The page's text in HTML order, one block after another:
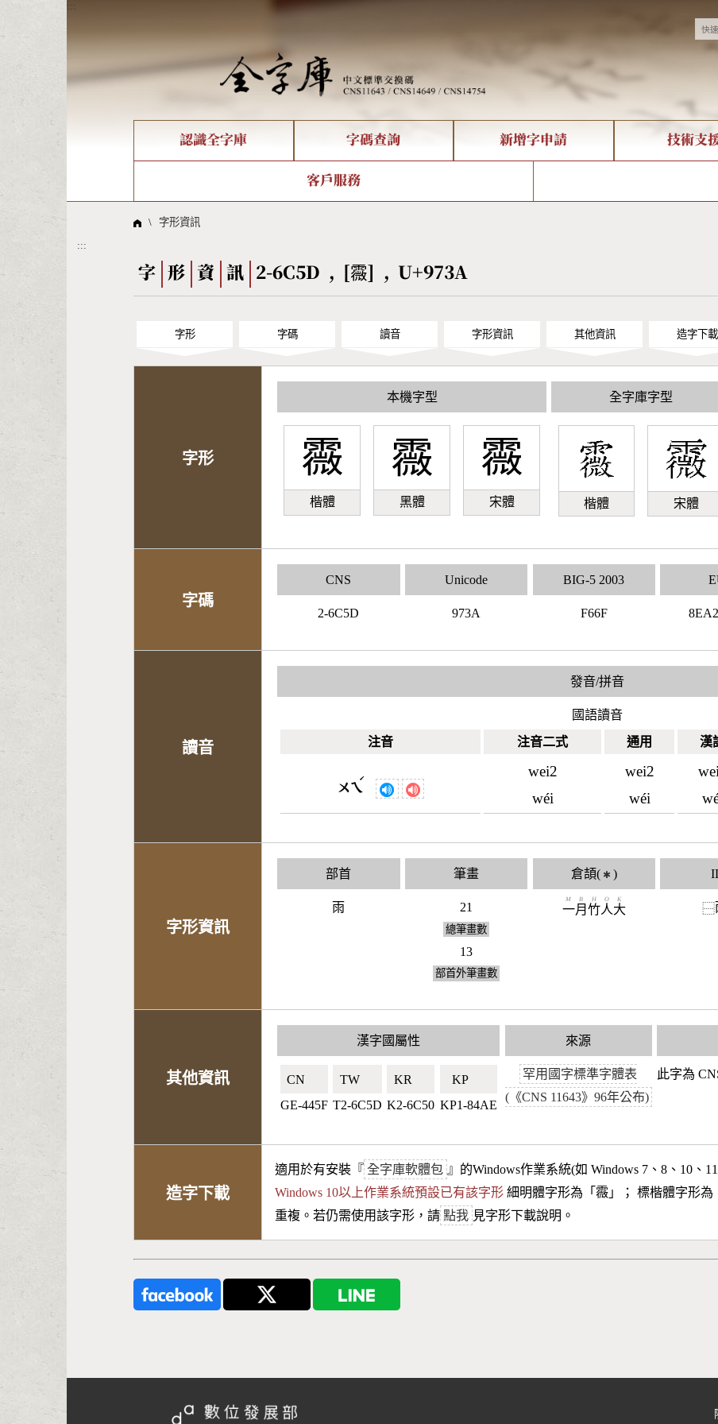
:::
認識全字庫
全字庫現況
線上教學
字碼查詢
部件查詢
倉頡查詢
Big5查詢 拼音查詢
新增字申請 技術支
造字解決方案
字形下載
客戶服務
問題集
\ 字形資訊
:::
字 形 資 訊 2-6C5D , [霺] , U+973A
字形 字碼 讀音 字形資訊 其他資訊 造字下載
字形
本機字型
霺
楷體
霺
黑體
霺
宋體
全字庫字型
楷體 宋體
字碼
CNS
2-6C5D
Unicode
973A
BIG-5 2003
F66F
讀音
發音/拼音
國語讀音
注音
注音二式 通用 漢
ㄨㄟ
ˊ
wei2
wéi
wei2
wéi
字形資訊
部首
雨
筆畫
21
總筆畫數
13
部首外筆畫數
倉頡( ✱ )
一
M
月
B
竹
H
人
O
大
K
⿱
其他資訊
漢字國屬性
CN🇨🇳
GE-445F
TW🇹🇼
T2-6C5D
KR🇰🇷
K2-6C50
KP🇰🇵
KP1-84AE
來源
罕用國字標準字體表
(《CNS 11643》96年公布)
此字為
造字下載
適用於有安裝『 全字庫軟體包 』的Windows作業系統(如 Windows 7、8、10、11
Windows 10以上作業系統預設已有該字形 細明體字形為「霺 」； 標楷體字形為
重複。若仍需使用該字形，請 點我 見字形下載說明。